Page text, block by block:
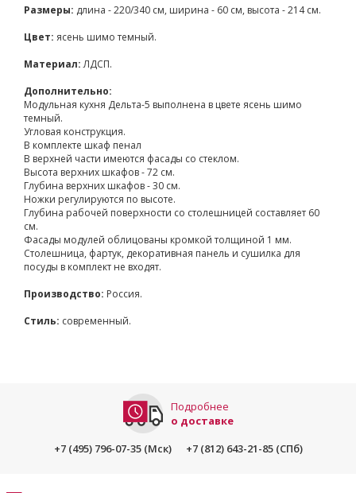
Размеры: длина - 220/340 см, ширина - 60 см, высота - 214 см.
Цвет: ясень шимо темный.
Материал:ЛДСП.
Дополнительно:
Модульная кухня Дельта-5 выполнена в цвете ясень шимо
темный.
Угловая конструкция.
В комплекте шкаф пенал
В верхней части имеются фасады со стеклом.
Высота верхних шкафов - 72 см.
Глубина верхних шкафов - 30 см.
Ножки регулируются по высоте.
Глубина рабочей поверхности со столешницей составляет 60
см.
Фасады модулей облицованы кромкой толщиной 1 мм.
Столешница, фартук, декоративная панель и сушилка для
посуды в комплект не входят.
Производство: Россия.
Стиль: современный.
Подробнее
о доставке
+7 (495) 796-07-35 (Мск)
+7 (812) 643-21-85 (СПб)